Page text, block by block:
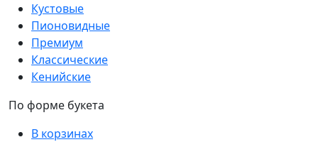
Кустовые
Пионовидные
Премиум
Классические
Кенийские
По форме букета
В корзинах